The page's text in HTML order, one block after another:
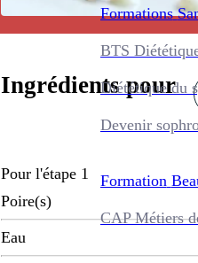
Formations
BTS
Diététique du
Devenir
Formation
CAP Métiers
Ingrédients pour
Pour l'étape 1
Poire(s)
Eau